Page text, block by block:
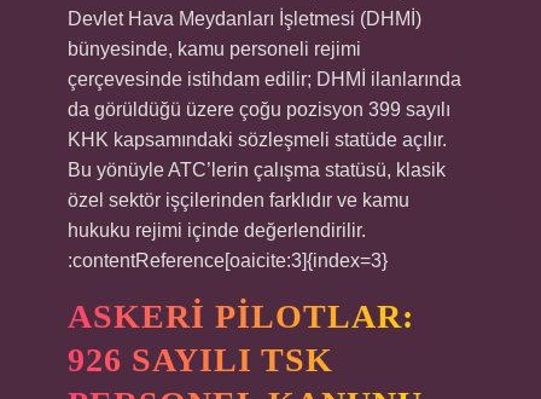
Devlet Hava Meydanları İşletmesi (DHMİ)
bünyesinde, kamu personeli rejimi
çerçevesinde istihdam edilir; DHMİ ilanlarında
da görüldüğü üzere çoğu pozisyon 399 sayılı
KHK kapsamındaki sözleşmeli statüde açılır.
Bu yönüyle ATC’lerin çalışma statüsü, klasik
özel sektör işçilerinden farklıdır ve kamu
hukuku rejimi içinde değerlendirilir.
:contentReference[oaicite:3]{index=3}
ASKERI PILOTLAR:
926 SAYILI TSK